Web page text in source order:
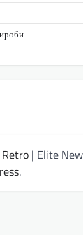
Retro | Elite
.